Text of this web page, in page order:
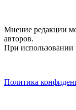
Мнение редакции
авторов.
При использовании
Политика